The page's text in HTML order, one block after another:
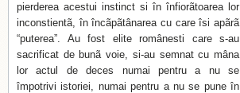
pierderea acestui instinct si în înfiorãtoarea lor
inconstientã, în încãpãtânarea cu care îsi apãrã
“puterea”. Au fost elite românesti care s-au
sacrificat de bunã voie, si-au semnat cu mâna
lor actul de deces numai pentru a nu se
împotrivi istoriei, numai pentru a nu se pune în